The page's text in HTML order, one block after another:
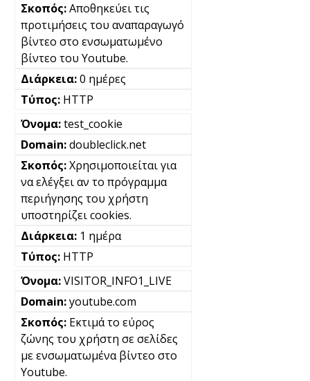
Αποθηκεύει τις
προτιμήσεις του αναπαραγωγό
βίντεο στο ενσωματωμένο
βίντεο του Youtube.
0 ημέρες
HTTP
test_cookie
doubleclick.net
Χρησιμοποιείται για
να ελέγξει αν το πρόγραμμα
περιήγησης του χρήστη
υποστηρίζει cookies.
1 ημέρα
HTTP
VISITOR_INFO1_LIVE
youtube.com
Εκτιμά το εύρος
ζώνης του χρήστη σε σελίδες
με ενσωματωμένα βίντεο στο
Youtube.